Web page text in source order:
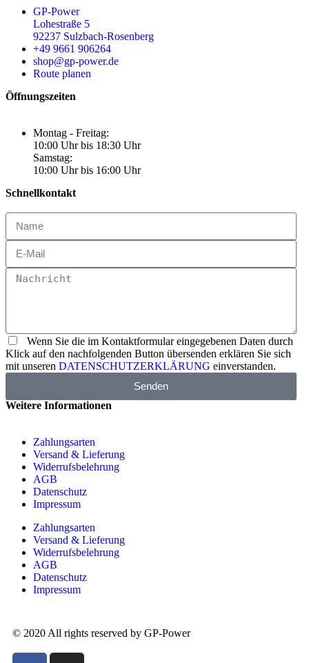
GP-Power
Lohestraße 5
92237 Sulzbach-Rosenberg
+49 9661 906264
shop@gp-power.de
Route planen
Öffnungszeiten
Montag - Freitag:
10:00 Uhr bis 18:30 Uhr
Samstag:
10:00 Uhr bis 16:00 Uhr
Schnellkontakt
Wenn Sie die im Kontaktformular eingegebenen Daten durch
Klick auf den nachfolgenden Button übersenden erklären Sie sich
mit unseren DATENSCHUTZERKLÄRUNG einverstanden.
Senden
Weitere Informationen
Zahlungsarten
Versand & Lieferung
Widerrufsbelehrung
AGB
Datenschutz
Impressum
Zahlungsarten
Versand & Lieferung
Widerrufsbelehrung
AGB
Datenschutz
Impressum
© 2020 All rights reserved by GP-Power